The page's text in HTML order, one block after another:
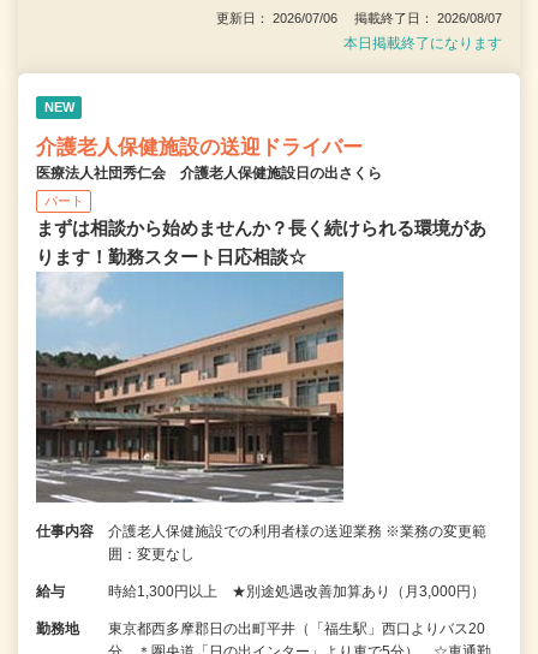
更新日： 2026/07/06 掲載終了日： 2026/08/07
本日掲載終了になります
NEW
介護老人保健施設の送迎ドライバー
医療法人社団秀仁会 介護老人保健施設日の出さくら
パート
まずは相談から始めませんか？長く続けられる環境があ
ります！勤務スタート日応相談☆
仕事内容
介護老人保健施設での利用者様の送迎業務 ※業務の変更範
囲：変更なし
給与 時給1,300円以上 ★別途処遇改善加算あり（月3,000円）
勤務地
東京都西多摩郡日の出町平井（「福生駅」西口よりバス20